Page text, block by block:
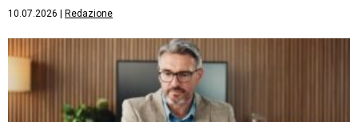
10.07.2026 | Redazione